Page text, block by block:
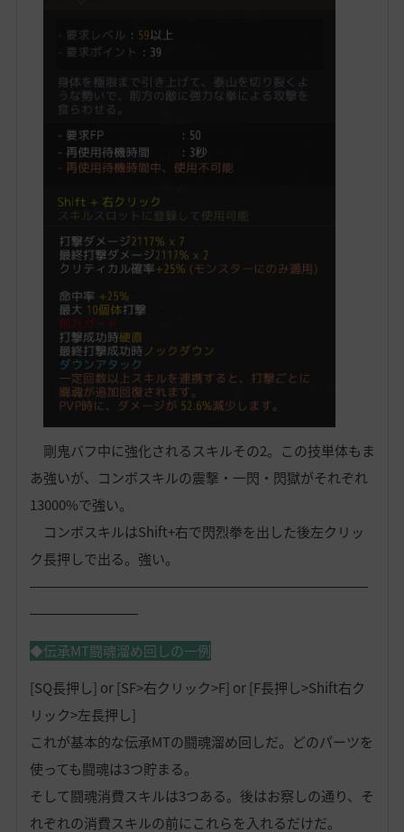
剛鬼バフ中に強化されるスキルその2。この技単体もま
あ強いが、コンボスキルの震撃・一閃・閃獄がそれぞれ
13000%で強い。
コンボスキルはShift+右で閃烈拳を出した後左クリッ
ク長押しで出る。強い。
―――――――――――――――――――――――――
――――――――
◆伝承MT闘魂溜め回しの一例
[SQ長押し] or [SF>右クリック>F] or [F長押し>Shift右ク
リック>左長押し]
これが基本的な伝承MTの闘魂溜め回しだ。どのパーツを
使っても闘魂は3つ貯まる。
そして闘魂消費スキルは3つある。後はお察しの通り、そ
れぞれの消費スキルの前にこれらを入れるだけだ。